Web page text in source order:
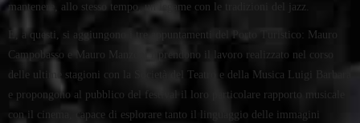
mantenere, allo stesso tempo, un legame con le tradizioni del jazz.
E, a questi, si aggiungono i tre appuntamenti del Porto Turistico: Mauro
Campobasso e Mauro Manzoni riprendono il lavoro realizzato nel corso
delle ultime stagioni con la Società del Teatro e della Musica Luigi Barbara
e propongono al pubblico del festival il loro particolare rapporto musicale
con il cinema, capace di esplorare tanto il linguaggio delle immagini